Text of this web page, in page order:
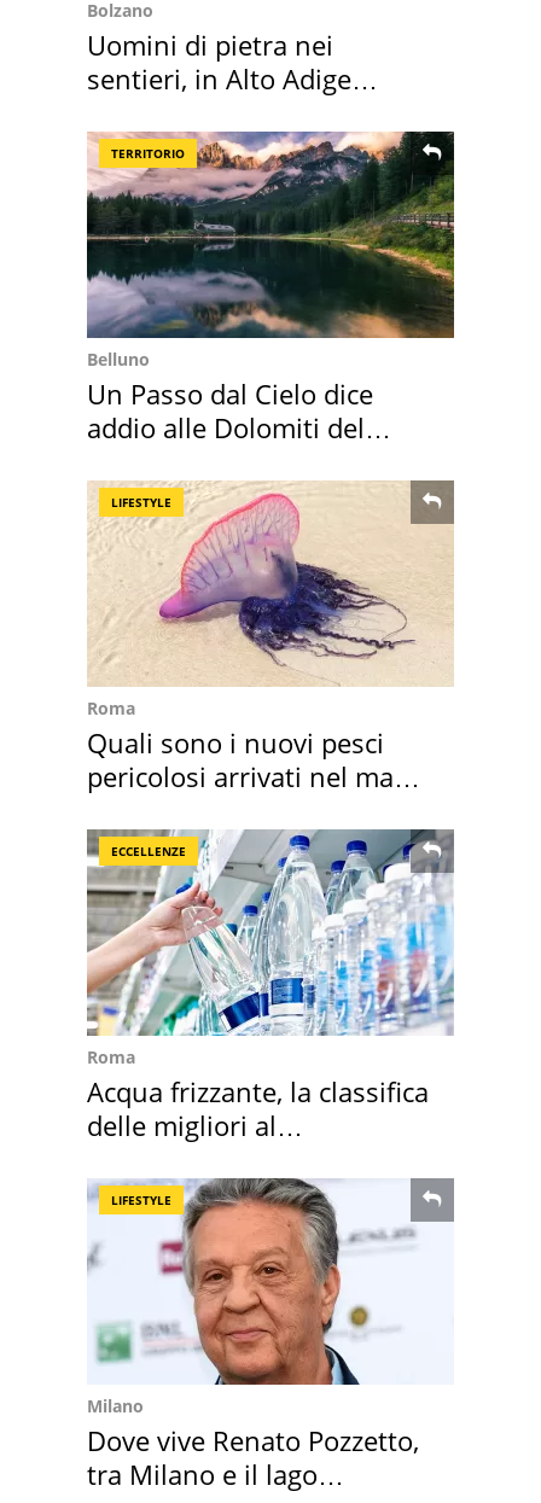
Bolzano
Uomini di pietra nei
sentieri, in Alto Adige
TERRITORIO
Belluno
Un Passo dal Cielo dice
addio alle Dolomiti del
LIFESTYLE
Roma
Quali sono i nuovi pesci
pericolosi arrivati nel mar
ECCELLENZE
Roma
Acqua frizzante, la classifica
delle migliori al
LIFESTYLE
Milano
Dove vive Renato Pozzetto,
tra Milano e il lago